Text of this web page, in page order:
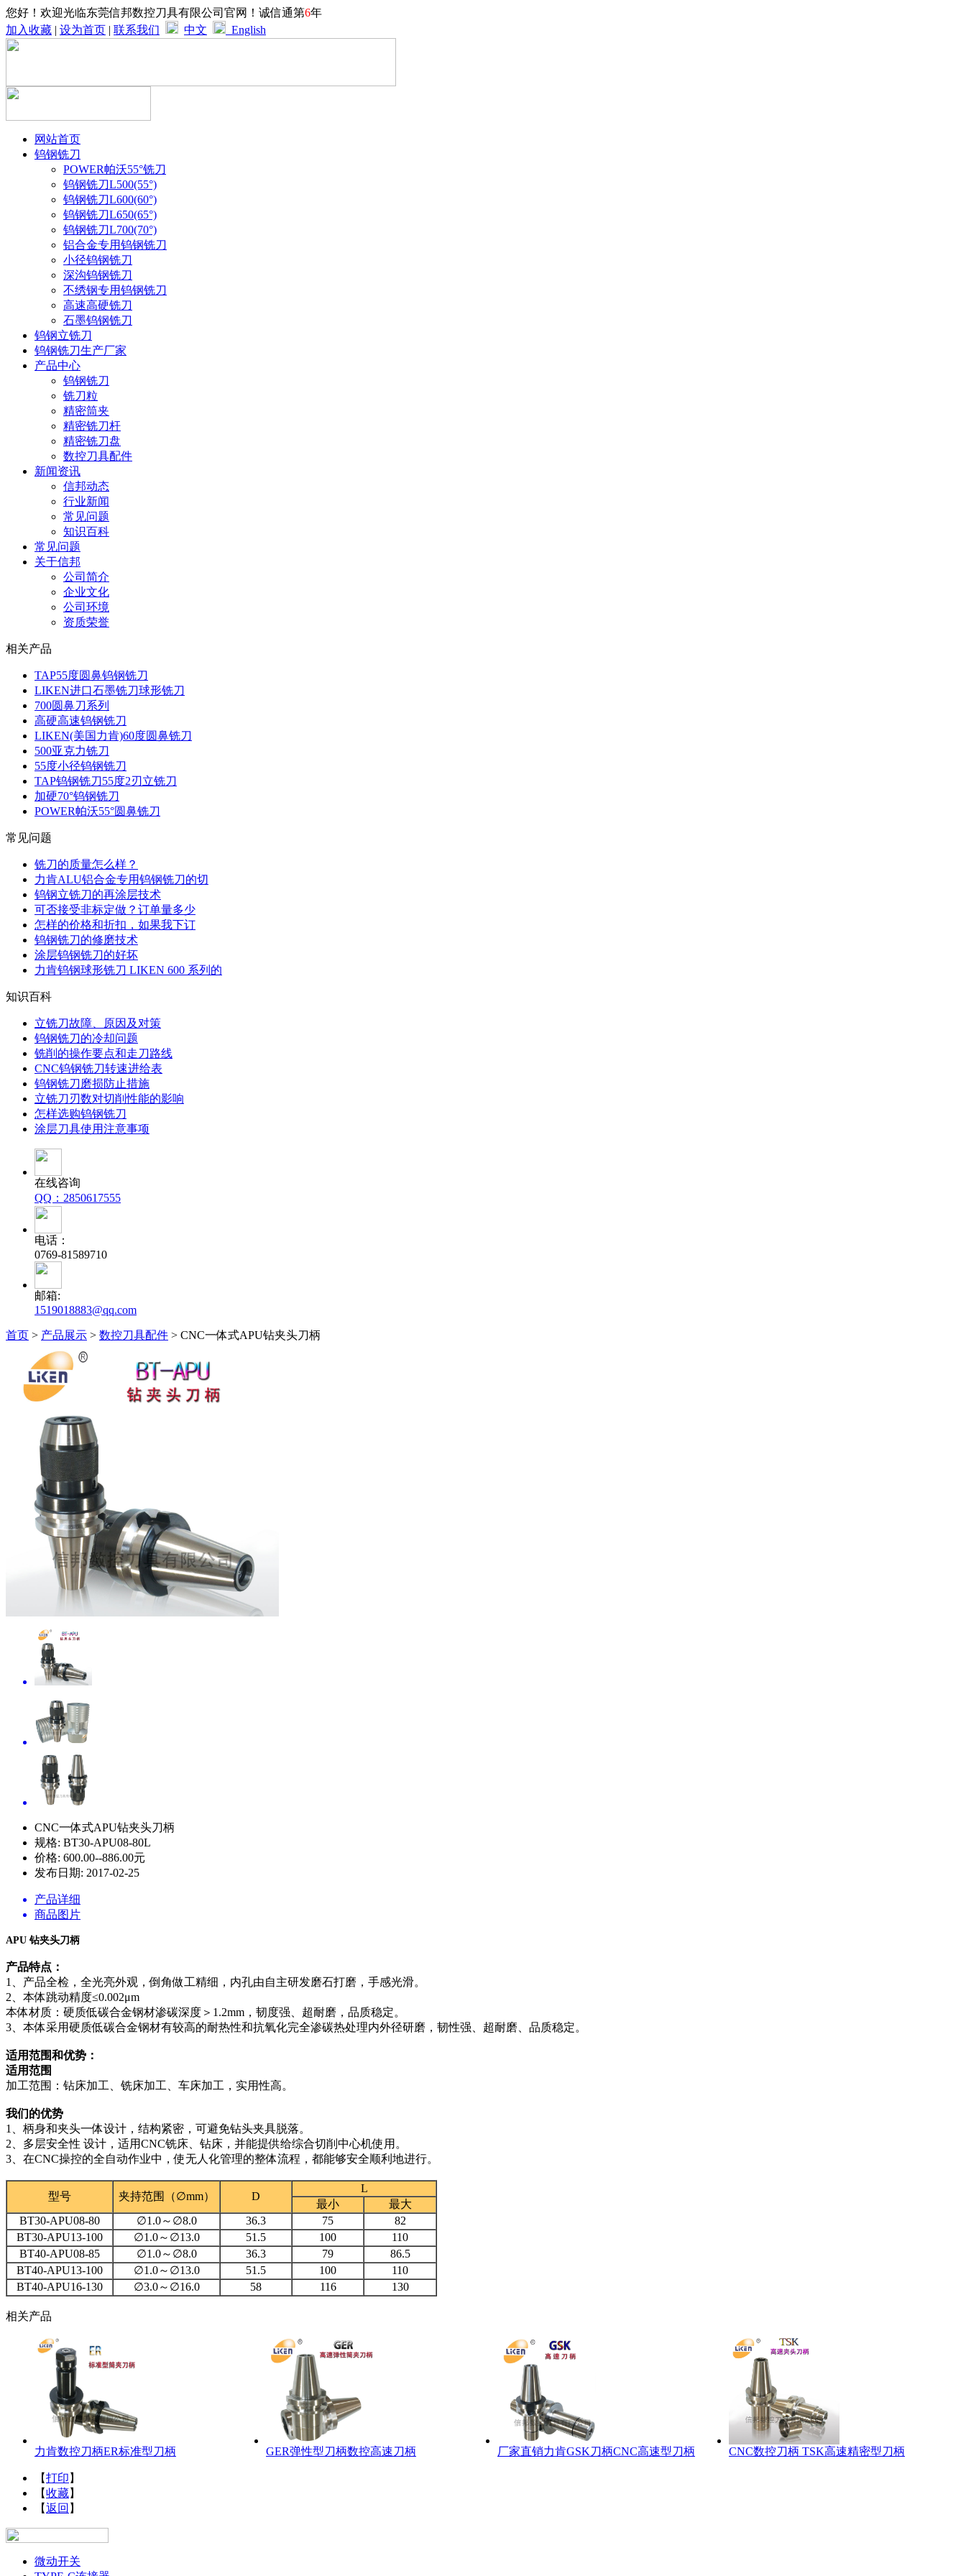
您好！欢迎光临东莞信邦数控刀具有限公司官网！诚信通第6年
加入收藏 | 设为首页 | 联系我们 中文 English
网站首页
钨钢铣刀
POWER帕沃55°铣刀
钨钢铣刀L500(55°)
钨钢铣刀L600(60°)
钨钢铣刀L650(65°)
钨钢铣刀L700(70°)
铝合金专用钨钢铣刀
小径钨钢铣刀
深沟钨钢铣刀
不绣钢专用钨钢铣刀
高速高硬铣刀
石墨钨钢铣刀
钨钢立铣刀
钨钢铣刀生产厂家
产品中心
钨钢铣刀
铣刀粒
精密筒夹
精密铣刀杆
精密铣刀盘
数控刀具配件
新闻资讯
信邦动态
行业新闻
常见问题
知识百科
常见问题
关于信邦
公司简介
企业文化
公司环境
资质荣誉
相关产品
TAP55度圆鼻钨钢铣刀
LIKEN进口石墨铣刀球形铣刀
700圆鼻刀系列
高硬高速钨钢铣刀
LIKEN(美国力肯)60度圆鼻铣刀
500亚克力铣刀
55度小径钨钢铣刀
TAP钨钢铣刀55度2刃立铣刀
加硬70°钨钢铣刀
POWER帕沃55°圆鼻铣刀
常见问题
铣刀的质量怎么样？
力肯ALU铝合金专用钨钢铣刀的切
钨钢立铣刀的再涂层技术
可否接受非标定做？订单量多少
怎样的价格和折扣，如果我下订
钨钢铣刀的修磨技术
涂层钨钢铣刀的好坏
力肯钨钢球形铣刀 LIKEN 600 系列的
知识百科
立铣刀故障、原因及对策
钨钢铣刀的冷却问题
铣削的操作要点和走刀路线
CNC钨钢铣刀转速进给表
钨钢铣刀磨损防止措施
立铣刀刃数对切削性能的影响
怎样选购钨钢铣刀
涂层刀具使用注意事项
在线咨询
QQ：2850617555
电话：
0769-81589710
邮箱:
1519018883@qq.com
首页 > 产品展示 > 数控刀具配件 > CNC一体式APU钻夹头刀柄
CNC一体式APU钻夹头刀柄
规格: BT30-APU08-80L
价格: 600.00--886.00元
发布日期: 2017-02-25
产品详细
商品图片
APU 钻夹头刀柄
产品特点：
1、产品全检，全光亮外观，倒角做工精细，内孔由自主研发磨石打磨，手感光滑。
2、本体跳动精度≤0.002μm
本体材质：硬质低碳合金钢材渗碳深度＞1.2mm，韧度强、超耐磨，品质稳定。
3、本体采用硬质低碳合金钢材有较高的耐热性和抗氧化完全渗碳热处理内外径研磨，韧性强、超耐磨、品质稳定。
适用范围和优势：
适用范围
加工范围：钻床加工、铣床加工、车床加工，实用性高。
我们的优势
1、柄身和夹头一体设计，结构紧密，可避免钻头夹具脱落。
2、多层安全性 设计，适用CNC铣床、钻床，并能提供给综合切削中心机使用。
3、在CNC操控的全自动作业中，使无人化管理的整体流程，都能够安全顺利地进行。
型号 夹持范围（∅mm） D
L
最小
最大
BT30-APU08-80
∅1.0～∅8.0 36.3 75
82
BT30-APU13-100
∅1.0～∅13.0 51.5 100
110
BT40-APU08-85
∅1.0～∅8.0 36.3 79
86.5
BT40-APU13-100
∅1.0～∅13.0 51.5 100
110
BT40-APU16-130
∅3.0～∅16.0 58 116 130
相关产品
力肯数控刀柄ER标准型刀柄 GER弹性型刀柄数控高速刀柄 厂家直销力肯GSK刀柄CNC高速型刀柄 CNC数控刀柄 TSK高速精密型刀柄
【打印 】
【收藏】
【返回 】
微动开关